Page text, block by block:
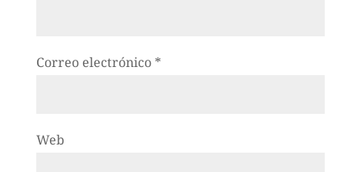
Correo electrónico *
Web